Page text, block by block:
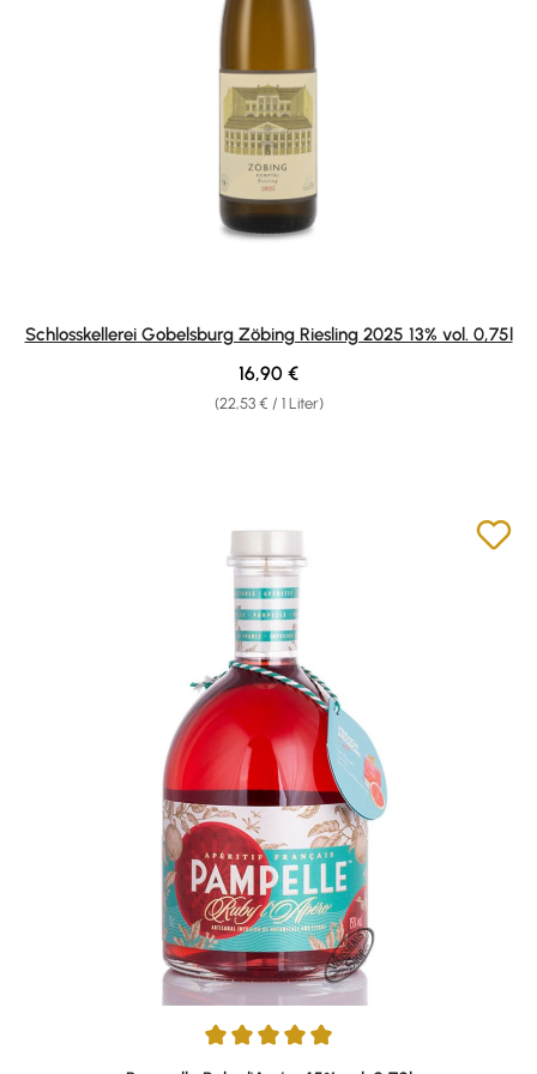
Schlosskellerei Gobelsburg Zöbing Riesling 2025 13% vol. 0,75l
(22,53 € / 1 Liter)
Regulärer Preis:
16,90 €
Durchschnittliche Bewertung von 4.98 von 5 Sternen